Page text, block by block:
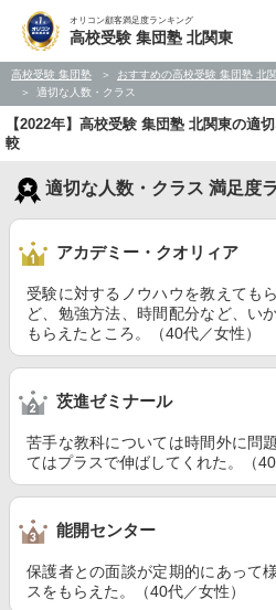
オリコン顧客満足度ランキング
高校受験 集団塾 北関東
高校受験 集団塾 おすすめの高校受験 集団塾 北
適切な人数・クラス
【2022年】高校受験 集団塾 北関東の適
較
適切な人数・クラス 満足度
アカデミー・クオリィア
受験に対するノウハウを教えても
ど、勉強方法、時間配分など、い
もらえたところ。（40代／女性）
茨進ゼミナール
苦手な教科については時間外に問
てはプラスで伸ばしてくれた。（40
能開センター
保護者との面談が定期的にあって
スをもらえた。（40代／女性）